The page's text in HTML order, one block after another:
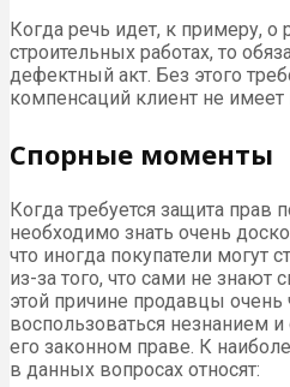
Когда речь идет, к примеру, о
строительных работах, то
дефектный акт. Без этого
компенсаций клиент не имеет
Спорные моменты
Когда требуется защита прав
необходимо знать очень
что иногда покупатели могут
из-за того, что сами не знают
этой причине продавцы очень
воспользоваться незнанием
его законном праве. К
в данных вопросах относят: